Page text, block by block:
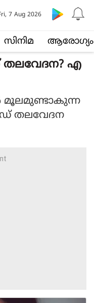
സിനിമ ആരോഗ്യം
7 Aug 2026
എ
തലവേദന